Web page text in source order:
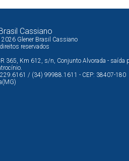
Cassiano
Glener Brasil Cassiano
reservados
365, Km 612, s/n, Conjunto Alvorada - saída
/ (34) 99988.1611 - CEP: 38407-180